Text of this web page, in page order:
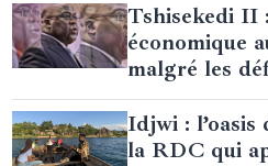
Tshisekedi II
économique
malgré les
Idjwi : l’oasis
la RDC qui